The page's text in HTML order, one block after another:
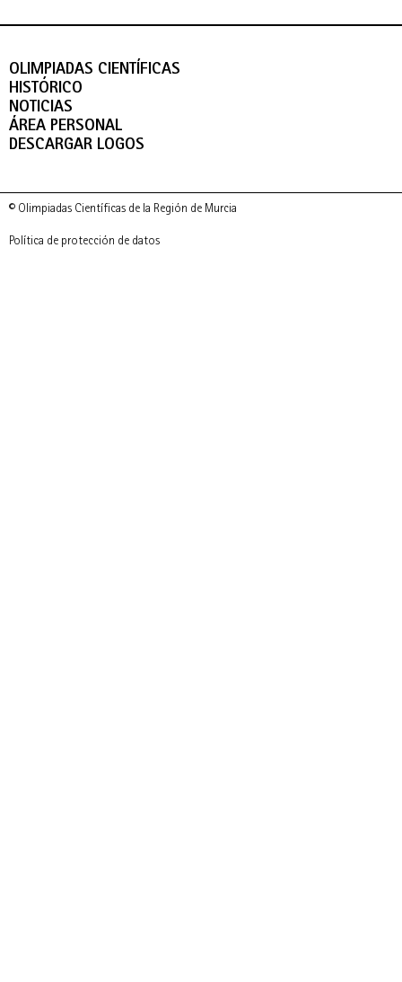
OLIMPIADAS CIENTÍFICAS
HISTÓRICO
NOTICIAS
ÁREA PERSONAL
DESCARGAR LOGOS
© Olimpiadas Científicas de la Región de Murcia
Política de protección de datos